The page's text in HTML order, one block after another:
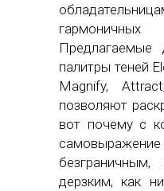
Предлагаемые
палитры теней
Magnify,
позволяют
вот почему с
дерзким, как